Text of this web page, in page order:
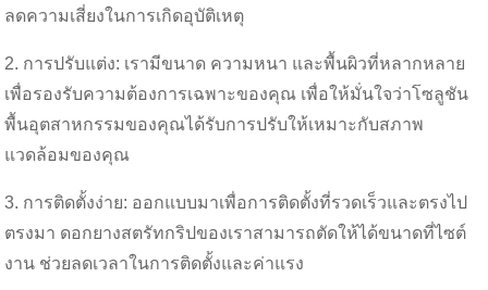
ลดความเสี่ยงในการเกิดอุบัติเหตุ
2. การปรับแต่ง: เรามีขนาด ความหนา และพื้นผิวที่หลากหลาย
เพื่อรองรับความต้องการเฉพาะของคุณ เพื่อให้มั่นใจว่าโซลูชัน
พื้นอุตสาหกรรมของคุณได้รับการปรับให้เหมาะกับสภาพ
แวดล้อมของคุณ
3. การติดตั้งง่าย: ออกแบบมาเพื่อการติดตั้งที่รวดเร็วและตรงไป
ตรงมา ดอกยางสตรัทกริปของเราสามารถตัดให้ได้ขนาดที่ไซต์
งาน ช่วยลดเวลาในการติดตั้งและค่าแรง